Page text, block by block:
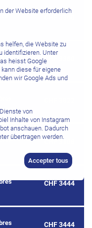
CHF 3360
CHF 3444
CHF 3444
der Website erforderlich
helfen, die Website zu
identifizieren. Unter
heisst Google
diese für eigene
wir Google Ads und
von
Inhalte von Instagram
anschauen. Dadurch
übertragen werden.
Accepter tous